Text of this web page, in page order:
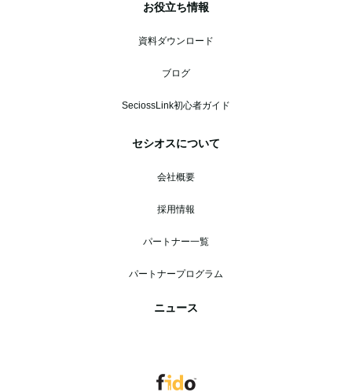
お役立ち情報
資料ダウンロード
ブログ
SeciossLink初心者ガイド
セシオスについて
会社概要
採用情報
パートナー一覧
パートナープログラム
ニュース